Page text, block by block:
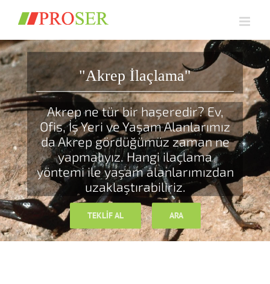
"Akrep İlaçlama"
Akrep ne tür bir haşeredir? Ev,
Ofis, İş Yeri ve Yaşam Alanlarımız
da Akrep gördüğümüz zaman ne
yapmalıyız. Hangi ilaçlama
yöntemi ile yaşam alanlarımızdan
uzaklaştırabiliriz.
TEKLIF AL ARA